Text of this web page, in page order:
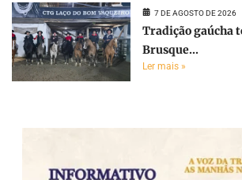
7 DE AGOSTO DE 2026
Tradição gaúcha
Brusque...
Ler mais »